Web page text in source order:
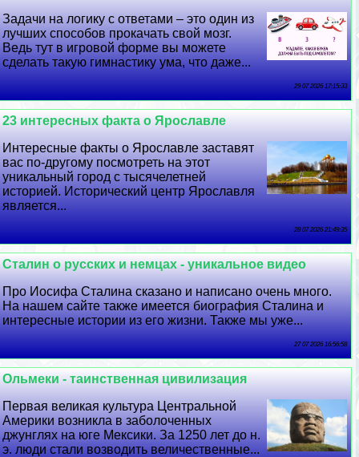
Задачи на логику с ответами – это один из
лучших способов прокачать свой мозг.
Ведь тут в игровой форме вы можете
сделать такую гимнастику ума, что даже...
29 07 2026 17:15:33
23 интересных факта о Ярославле
Интересные факты о Ярославле заставят
вас по-другому посмотреть на этот
уникальный город с тысячелетней
историей. Исторический центр Ярославля
является...
28 07 2026 21:49:35
Сталин о русских и немцах - уникальное видео
Про Иосифа Сталина сказано и написано очень много.
На нашем сайте также имеется биография Сталина и
интересные истории из его жизни. Также мы уже...
27 07 2026 16:56:58
Ольмеки - таинственная цивилизация
Первая великая культура Центральной
Америки возникла в заболоченных
джунглях на юге Мексики. За 1250 лет до н.
э. люди стали возводить величественные...